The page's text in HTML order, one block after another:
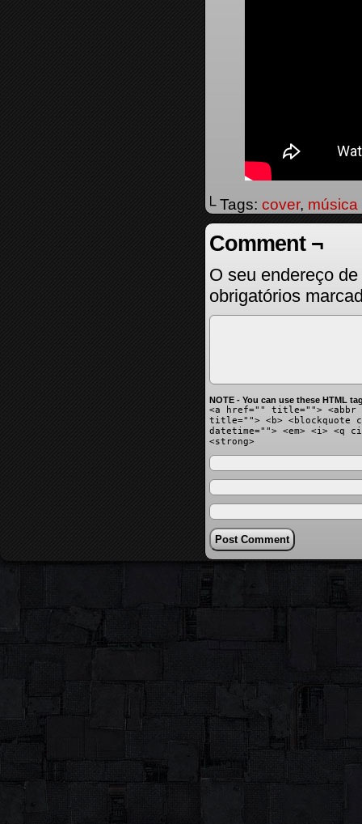
└ Tags: cover, música
Comment ¬
O seu endereço
obrigatórios
NOTE - You can use these HTML
<a href="" title=""> <abbr
title=""> <b> <blockquote
datetime=""> <em> <i> <q
<strong>